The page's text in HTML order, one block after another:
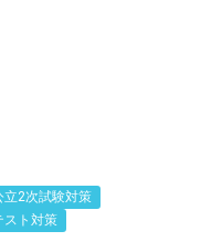
立2次試験対策
スト対策